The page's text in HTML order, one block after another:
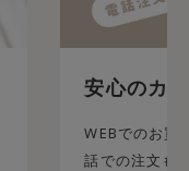
安心のカ
WEBでのお買
話での注文も